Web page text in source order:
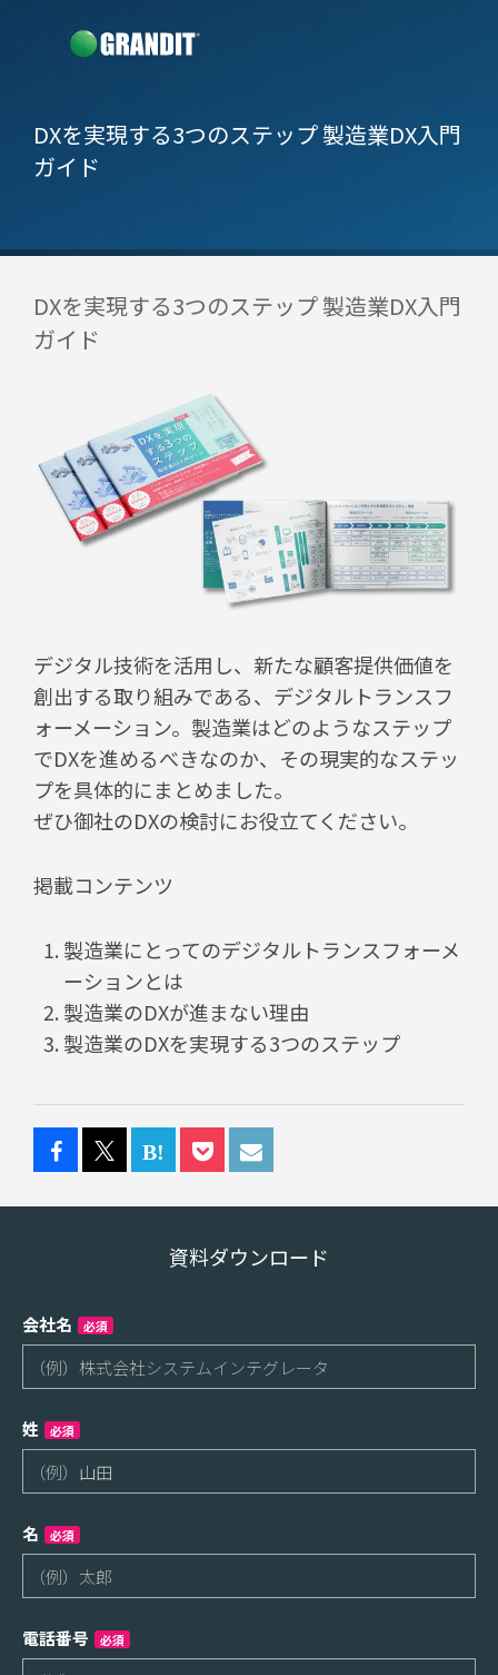
DXを実現する3つのステップ 製造業DX入門
ガイド
DXを実現する3つのステップ 製造業DX入門
ガイド
デジタル技術を活用し、新たな顧客提供価値を
創出する取り組みである、デジタルトランスフ
ォーメーション。製造業はどのようなステップ
でDXを進めるべきなのか、その現実的なステッ
プを具体的にまとめました。
ぜひ御社のDXの検討にお役立てください。
掲載コンテンツ
製造業にとってのデジタルトランスフォーメ
ーションとは
製造業のDXが進まない理由
製造業のDXを実現する3つのステップ
資料ダウンロード
会社名 必須
姓 必須
名 必須
電話番号 必須